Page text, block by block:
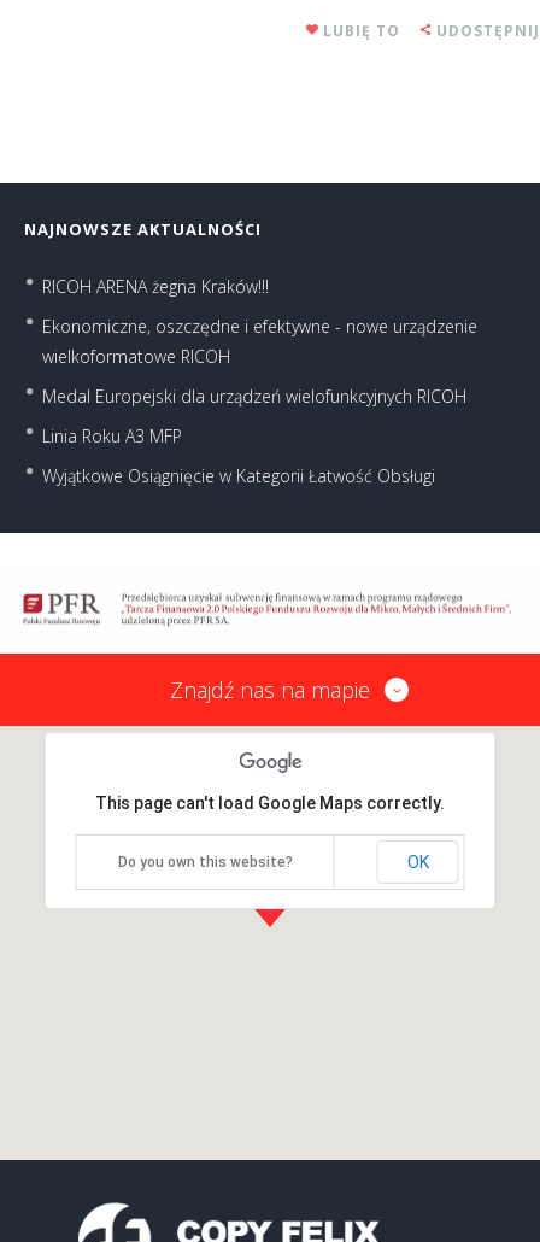
LUBIĘ TO UDOSTĘPNIJ
NAJNOWSZE AKTUALNOŚCI
RICOH ARENA żegna Kraków!!!
Ekonomiczne, oszczędne i efektywne - nowe urządzenie
wielkoformatowe RICOH
Medal Europejski dla urządzeń wielofunkcyjnych RICOH
Linia Roku A3 MFP
Wyjątkowe Osiągnięcie w Kategorii Łatwość Obsługi
Znajdź nas na mapie
This page can't load Google Maps correctly.
Do you own this website? OK